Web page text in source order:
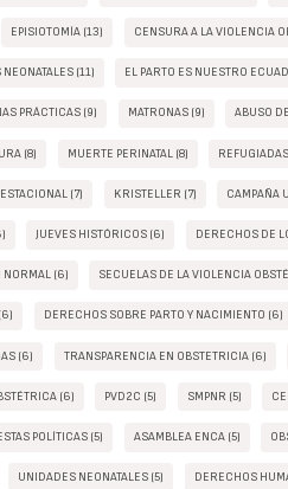
EPISIOTOMÍA (13) CENSURA A LA VIOLENCIA
(11) EL PARTO ES NUESTRO
PRÁCTICAS (9) MATRONAS (9) ABUSO
(8) MUERTE PERINATAL (8)
(7) KRISTELLER (7) CAMPAÑA
JUEVES HISTÓRICOS (6) DERECHOS DE
NORMAL (6) SECUELAS DE LA VIOLENCIA
DERECHOS SOBRE PARTO Y NACIMIENTO (6)
(6) TRANSPARENCIA EN OBSTETRICIA (6)
(6) PVD2C (5) SMPNR (5)
POLÍTICAS (5) ASAMBLEA ENCA (5)
UNIDADES NEONATALES (5) DERECHOS